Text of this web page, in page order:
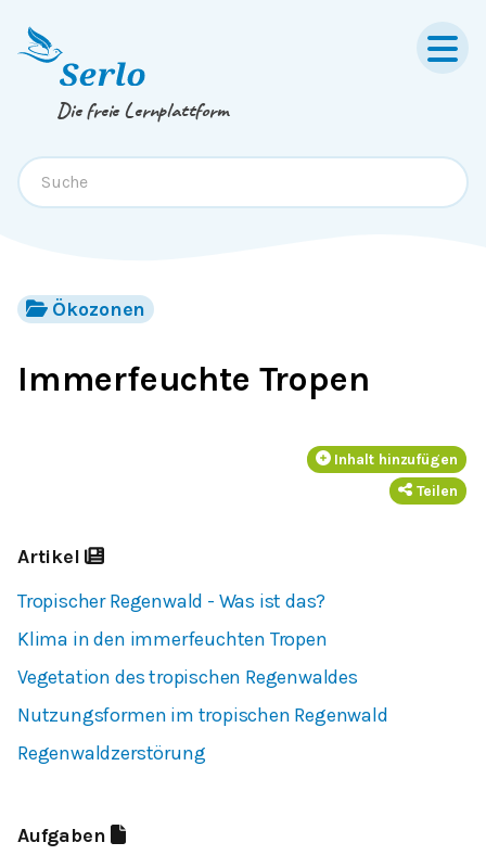
Springe zum
Die freie Lernplattform
Ökozonen
Immerfeuchte Tropen
Inhalt hinzufügen
Teilen
Artikel
Tropischer Regenwald - Was ist das?
Klima in den immerfeuchten Tropen
Vegetation des tropischen Regenwaldes
Nutzungsformen im tropischen Regenwald
Regenwaldzerstörung
Aufgaben